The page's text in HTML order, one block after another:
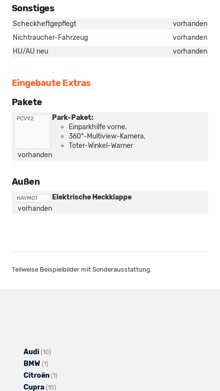
Sonstiges
Scheckheftgepflegt
vorhanden
Nichtraucher-Fahrzeug
vorhanden
HU/AU neu
vorhanden
Eingebaute Extras
Pakete
PCV92
Park-Paket:
Einparkhilfe vorne,
360°-Multiview-Kamera,
Toter-Winkel-Warner
vorhanden
Außen
HAYMOT
Elektrische Heckklappe
vorhanden
Teilweise Beispielbilder mit Sonderausstattung.
Audi (10)
von
Audi
BMW (1)
Fahrzeuge
von
Citroën (1)
Cupra (10)